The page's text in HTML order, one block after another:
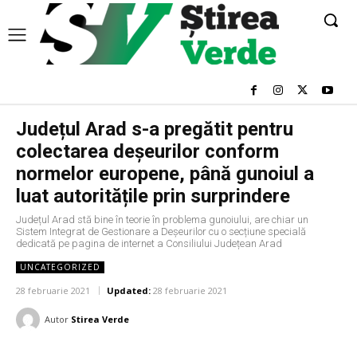
Județul Arad s-a pregătit pentru
colectarea deșeurilor conform
normelor europene, până gunoiul a
luat autoritățile prin surprindere
Județul Arad stă bine în teorie în problema gunoiului, are chiar un
Sistem Integrat de Gestionare a Deșeurilor cu o secțiune specială
dedicată pe pagina de internet a Consiliului Județean Arad
UNCATEGORIZED
28 februarie 2021 Updated: 28 februarie 2021
Autor Stirea Verde